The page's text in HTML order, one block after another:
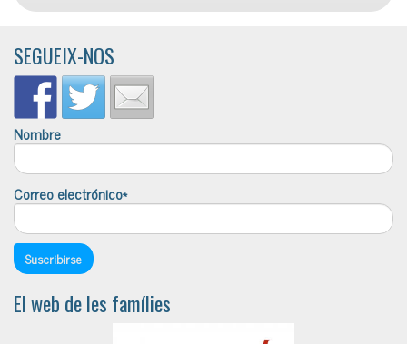
SEGUEIX-NOS
Nombre
Correo electrónico*
El web de les famílies